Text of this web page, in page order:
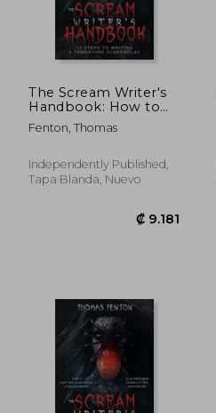
The Scream Writer's
Handbook: How to
Write a Terrifying
Screenplay in 10
Inglés)
Fenton, Thomas
Independently Published,
Tapa Blanda, Nuevo